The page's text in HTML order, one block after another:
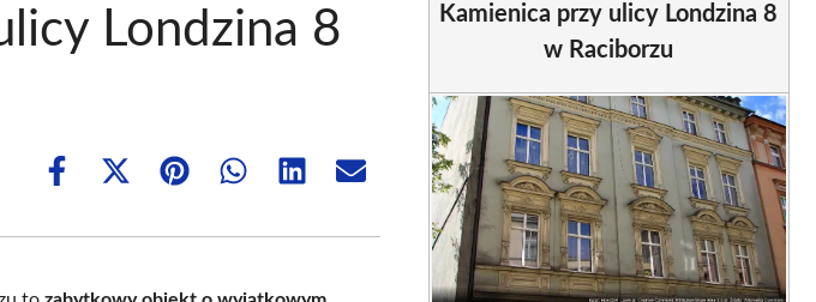
Londzina 8
Share
Share
(Twitter)
Share Share Share Share
Kamienica przy ulicy Londzina 8
w Raciborzu